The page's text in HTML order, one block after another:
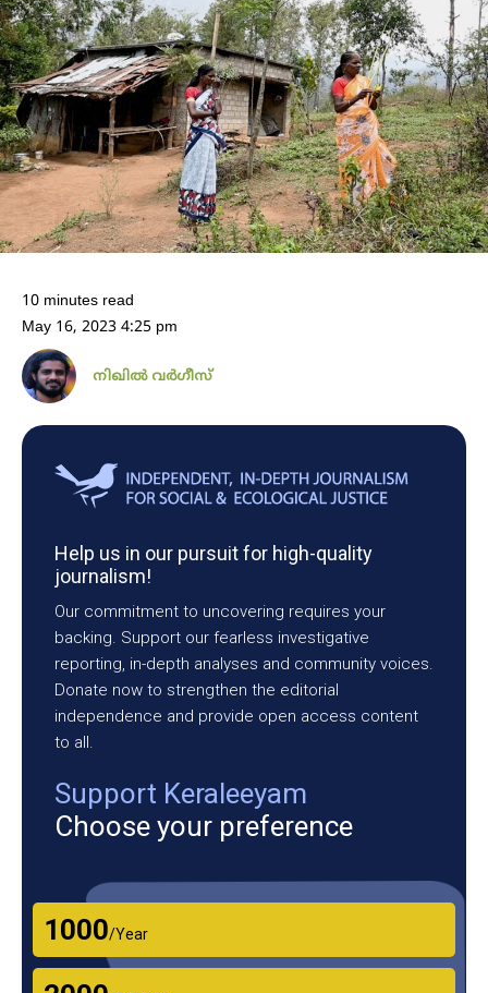
10 minutes read
May 16, 2023 4:25 pm
നിഖില്‍ വര്‍ഗീസ്‌
Help us in our pursuit for high-quality
journalism!
Our commitment to uncovering requires your
backing. Support our fearless investigative
reporting, in-depth analyses and community voices.
Donate now to strengthen the editorial
independence and provide open access content
to all.
Support Keraleeyam
Choose your preference
₹1000/Year